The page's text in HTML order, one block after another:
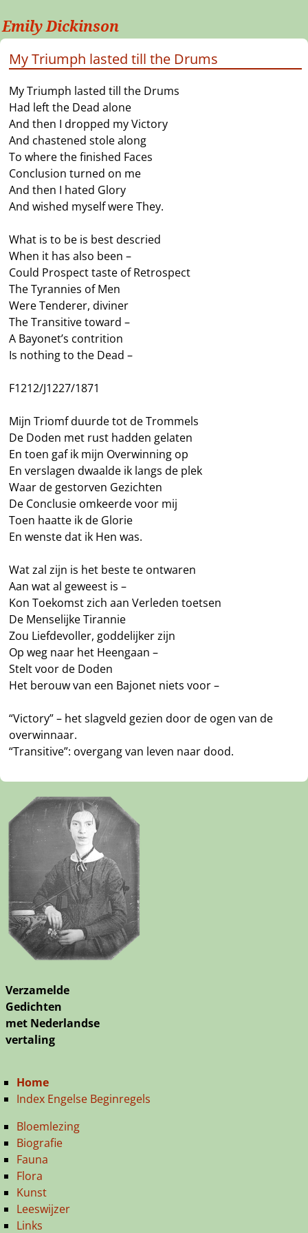
Emily Dickinson
My Triumph lasted till the Drums
My Triumph lasted till the Drums
Had left the Dead alone
And then I dropped my Victory
And chastened stole along
To where the finished Faces
Conclusion turned on me
And then I hated Glory
And wished myself were They.
What is to be is best descried
When it has also been –
Could Prospect taste of Retrospect
The Tyrannies of Men
Were Tenderer, diviner
The Transitive toward –
A Bayonet’s contrition
Is nothing to the Dead –
F1212/J1227/1871
Mijn Triomf duurde tot de Trommels
De Doden met rust hadden gelaten
En toen gaf ik mijn Overwinning op
En verslagen dwaalde ik langs de plek
Waar de gestorven Gezichten
De Conclusie omkeerde voor mij
Toen haatte ik de Glorie
En wenste dat ik Hen was.
Wat zal zijn is het beste te ontwaren
Aan wat al geweest is –
Kon Toekomst zich aan Verleden toetsen
De Menselijke Tirannie
Zou Liefdevoller, goddelijker zijn
Op weg naar het Heengaan –
Stelt voor de Doden
Het berouw van een Bajonet niets voor –
“Victory” – het slagveld gezien door de ogen van de
overwinnaar.
“Transitive”: overgang van leven naar dood.
Verzamelde
Gedichten
met Nederlandse
vertaling
Home
Index Engelse Beginregels
Bloemlezing
Biografie
Fauna
Flora
Kunst
Leeswijzer
Links